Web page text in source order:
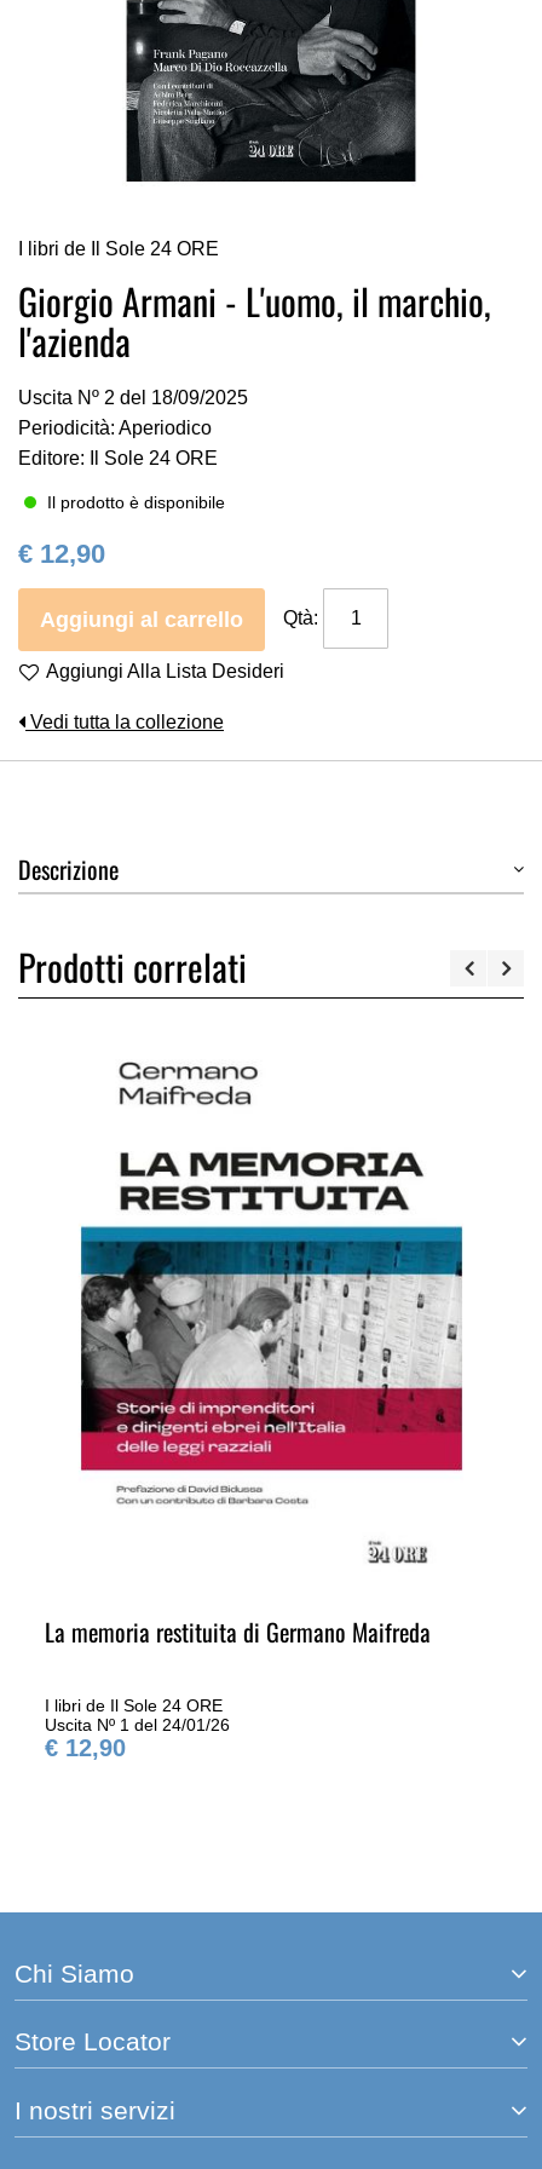
all'inizio
della
galleria
di
immagini
I libri de Il Sole 24 ORE
Giorgio Armani - L'uomo, il marchio,
l'azienda
Uscita Nº 2 del 18/09/2025
Periodicità: Aperiodico
Editore: Il Sole 24 ORE
Il prodotto è disponibile
€ 12,90
Aggiungi al carrello Qtà:
Aggiungi Alla Lista Desideri
Vedi tutta la collezione
Descrizione
Prodotti correlati
La memoria restituita di Germano Maifreda
I libri de Il Sole 24 ORE
Uscita Nº 1 del 24/01/26
€ 12,90
Chi Siamo
Store Locator
I nostri servizi